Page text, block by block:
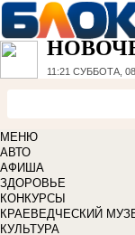
11:21 СУББОТА,
МЕНЮ
АВТО
АФИША
ЗДОРОВЬЕ
КОНКУРСЫ
КРАЕВЕДЧЕСКИЙ
КУЛЬТУРА